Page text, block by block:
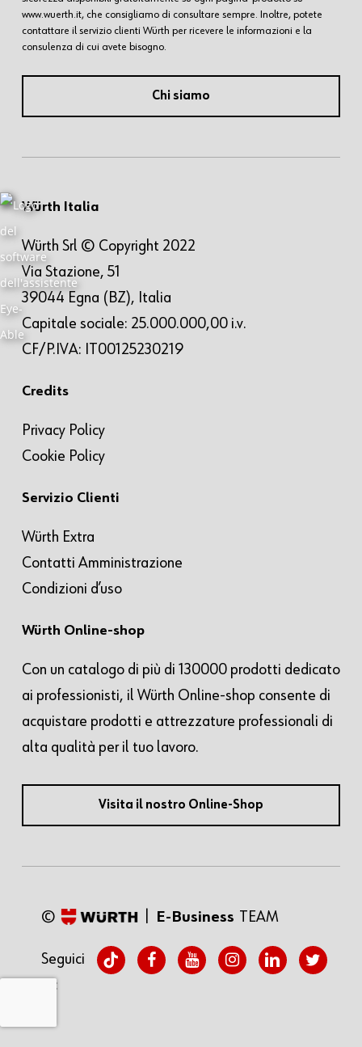
www.wuerth.it, che consigliamo di consultare sempre. Inoltre, potete
contattare il servizio clienti Würth per ricevere le informazioni e la
consulenza di cui avete bisogno.
Chi siamo
Würth Italia
Würth Srl © Copyright 2022
Via Stazione, 51
39044 Egna (BZ), Italia
Capitale sociale: 25.000.000,00 i.v.
CF/P.IVA: IT00125230219
Credits
Privacy Policy
Cookie Policy
Servizio Clienti
Würth Extra
Contatti Amministrazione
Condizioni d’uso
Würth Online-shop
Con un catalogo di più di 130000 prodotti dedicato
ai professionisti, il Würth Online-shop consente di
acquistare prodotti e attrezzature professionali di
alta qualità per il tuo lavoro.
Visita il nostro Online-Shop
© E-Business TEAM
twitter
facebook linkedin
youtubeinstagram
tiktok